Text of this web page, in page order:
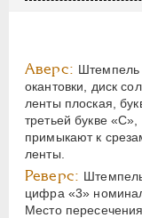
Аверс: Штемпель
окантовки, диск
ленты плоская,
третьей букве
примыкают к
ленты.
Реверс:
цифра «3»
Место